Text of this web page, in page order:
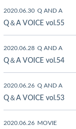
2020.06.30 Q AND A
Q＆A VOICE vol.55
2020.06.28 Q AND A
Q＆A VOICE vol.54
2020.06.26 Q AND A
Q＆A VOICE vol.53
2020.06.26 MOVIE